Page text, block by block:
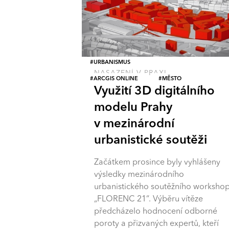
ARCGIS ONLINE MĚSTO
URBANISMUS
NASAZENÍ V PRAXI
Využití 3D digitálního
modelu Prahy
v mezinárodní
urbanistické soutěži
Začátkem prosince byly vyhlášeny
výsledky mezinárodního
urbanistického soutěžního
„FLORENC 21“. Výběru vítěze
předcházelo hodnocení odborné
poroty a přizvaných expertů, kteří